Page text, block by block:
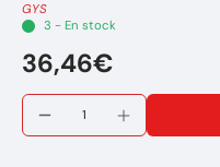
GYS
3 - En stock
36,46€